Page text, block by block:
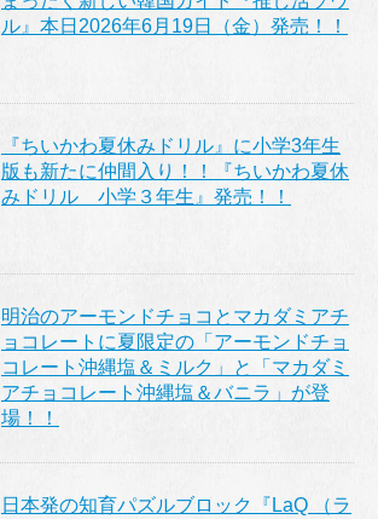
ル』本日2026年6月19日（金）発売！！
『ちいかわ夏休みドリル』に小学3年生
版も新たに仲間入り！！『ちいかわ夏休
みドリル 小学３年生』発売！！
明治のアーモンドチョコとマカダミアチ
ョコレートに夏限定の「アーモンドチョ
コレート沖縄塩＆ミルク」と「マカダミ
アチョコレート沖縄塩＆バニラ」が登
場！！
日本発の知育パズルブロック『LaQ （ラ